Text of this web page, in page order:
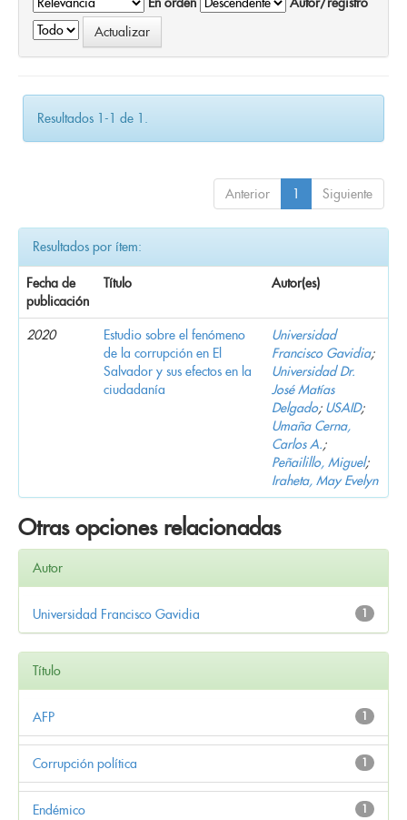
Resultados 1-1 de 1.
Anterior 1 Siguiente
Resultados por ítem:
Fecha de
publicación
Título Autor(es)
2020
Estudio sobre el fenómeno
de la corrupción en El
Salvador y sus efectos en la
ciudadanía
Universidad
Francisco Gavidia;
Universidad Dr.
José Matías
Delgado; USAID;
Umaña Cerna,
Carlos A.;
Peñailillo, Miguel;
Iraheta, May Evelyn
Otras opciones relacionadas
Autor
1
Universidad Francisco Gavidia
Título
1
AFP
1
Corrupción política
1
Endémico